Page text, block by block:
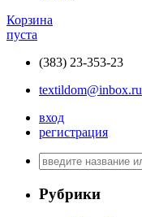
Корзина
пуста
(383) 23-353-23
textildom@inbox.ru
вход
регистрация
Рубрики